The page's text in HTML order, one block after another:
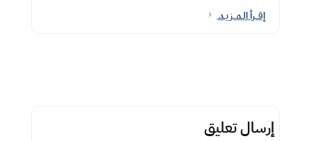
إقــرأ الـمــزيـد 5
إرسال تعليق